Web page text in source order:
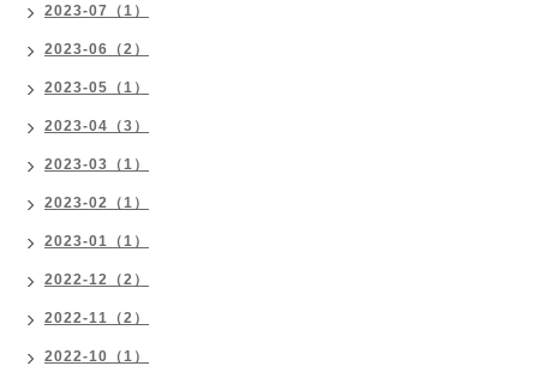
2023-07（1）
2023-06（2）
2023-05（1）
2023-04（3）
2023-03（1）
2023-02（1）
2023-01（1）
2022-12（2）
2022-11（2）
2022-10（1）